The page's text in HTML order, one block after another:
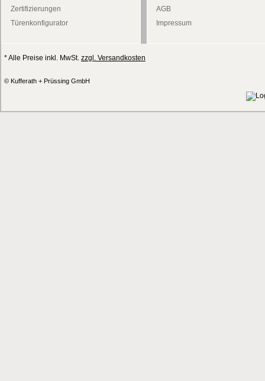
Zertifizierungen
Türenkonfigurator
AGB
Impressum
* Alle Preise inkl. MwSt. zzgl. Versandkosten
© Kufferath + Prüssing GmbH